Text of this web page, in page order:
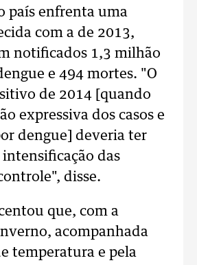
país enfrenta uma
com a de 2013,
notificados 1,3 milhão
e 494 mortes. "O
de 2014 [quando
expressiva dos casos e
dengue] deveria ter
das
disse.
que, com a
acompanhada
temperatura e pela